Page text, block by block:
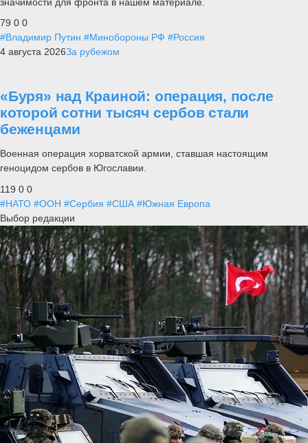
79 0 0
#Владимир Путин #Минобороны РФ #Россия
4 августа 2026За рубежом
«Буря» над Краиной: операция, после
которой сотни тысяч сербов стали
беженцами
Военная операция хорватской армии, ставшая настоящим
геноцидом сербов в Югославии.
119 0 0
#НАТО #ООН #Сербия #США #Южная Европа
Выбор редакции